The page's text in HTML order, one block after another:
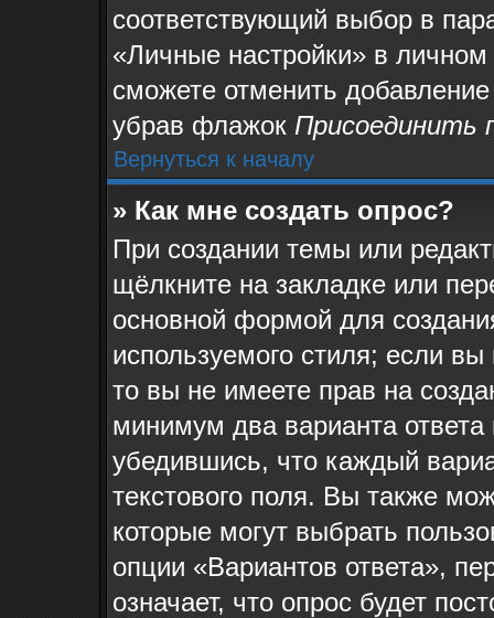
соответствующий выбор в
«Личные настройки» в
сможете отменить
убрав флажок Присоединить
Вернуться к началу
» Как мне создать опрос?
При создании темы или
щёлкните на закладке или
основной формой для
используемого стиля; если
то вы не имеете прав на
минимум два варианта
убедившись, что каждый
текстового поля. Вы также
которые могут выбрать
опции «Вариантов ответа»,
означает, что опрос будет